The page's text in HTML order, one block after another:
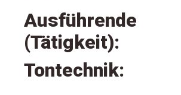
Ausführende
(Tätigkeit):
Tontechnik: